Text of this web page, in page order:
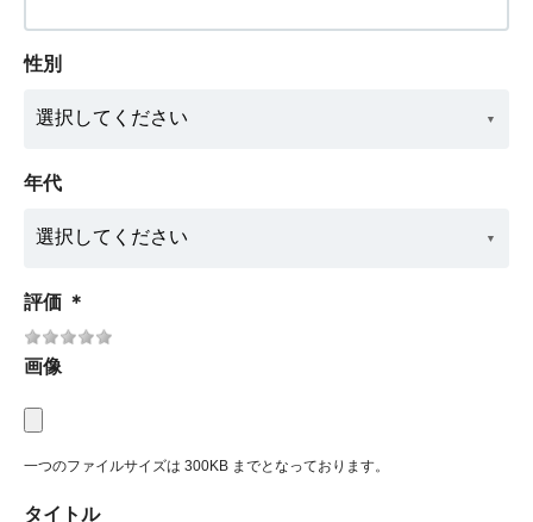
性別
年代
評価 ＊
画像
一つのファイルサイズは 300KB までとなっております。
タイトル